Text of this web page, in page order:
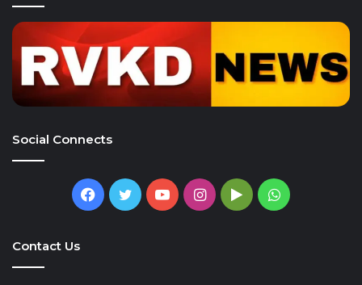
Social Connects
Facebook
TwitterYouTubeInstagram
GoogleWhatsApp
Contact Us